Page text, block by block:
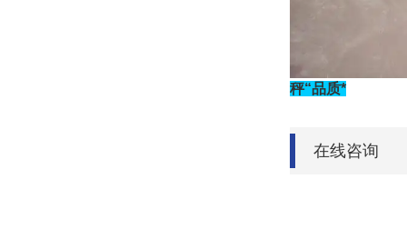
秤“品质*
在线咨询